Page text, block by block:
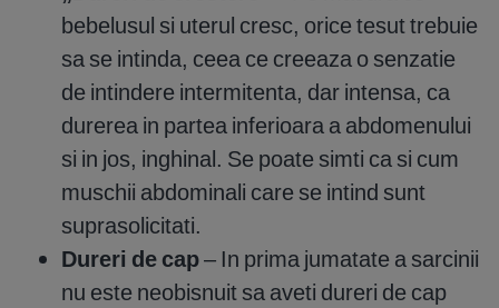
bebelusul si uterul cresc, orice tesut trebuie
sa se intinda, ceea ce creeaza o senzatie
de intindere intermitenta, dar intensa, ca
durerea in partea inferioara a abdomenului
si in jos, inghinal. Se poate simti ca si cum
muschii abdominali care se intind sunt
suprasolicitati.
Dureri de cap– In prima jumatate a sarcinii
nu este neobisnuit sa aveti dureri de cap